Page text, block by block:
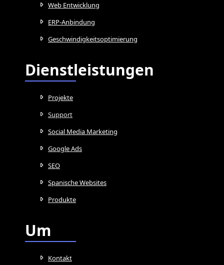
Web Entwicklung
ERP-Anbindung
Geschwindigkeitsoptimierung
Dienstleistungen
Projekte
Support
Social Media Marketing
Google Ads
SEO
Spanische Websites
Produkte
Um
Kontakt